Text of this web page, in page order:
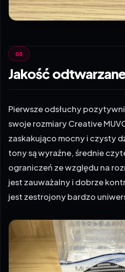
Jakość
Pierwsze odsłuchy
swoje rozmiary Creative
zaskakująco mocny i czysty
tony są wyraźne, średnie
ograniczeń ze względu na
jest zauważalny i dobrze
jest zestrojony bardzo